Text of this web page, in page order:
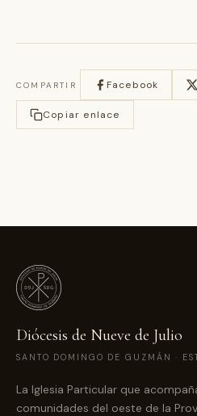
COMPARTIR Facebook
Copiar enlace
Diócesis de Nueve de Julio
SANTO DOMINGO DE GUZMÁN ·
La Iglesia Particular que
comunidades del oeste de la